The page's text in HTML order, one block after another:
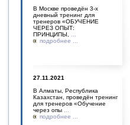
В Москве проведён 3-х
дневный тренинг для
тренеров «ОБУЧЕНИЕ
ЧЕРЕЗ ОПЫТ:
ПРИНЦИПЫ,
подробнее ...
27.11.2021
В Алматы, Республика
Казахстан, проведён тренинг
для тренеров «Обучение
через опы
подробнее ...